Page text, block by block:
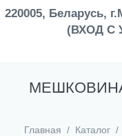
220005, Беларусь,
(ВХОД С
Главная / Каталог /